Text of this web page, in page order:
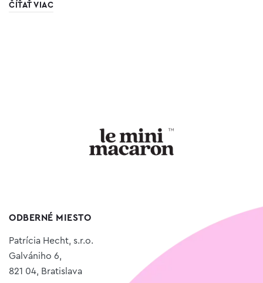
ČÍŤAŤ VIAC
ODBERNÉ MIESTO
Patrícia Hecht, s.r.o.
Galvániho 6,
821 04, Bratislava